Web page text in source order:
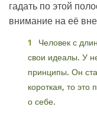
гадать по этой
внимание на её
Человек с
свои идеалы. У
принципы. Он
короткая, то это
о себе.